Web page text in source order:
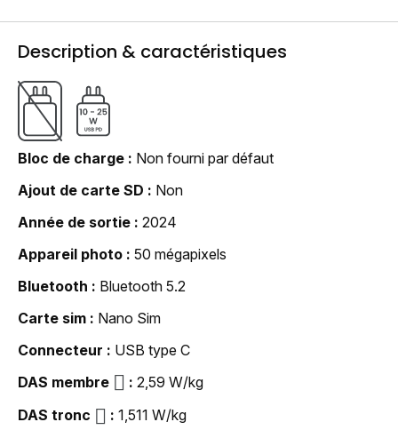
Description & caractéristiques
Bloc de charge
Non fourni par défaut
Ajout de carte SD
Non
Année de sortie
2024
Appareil photo
50 mégapixels
Bluetooth
Bluetooth 5.2
Carte sim
Nano Sim
Connecteur
USB type C
DAS membre
2,59 W/kg
DAS tronc
1,511 W/kg